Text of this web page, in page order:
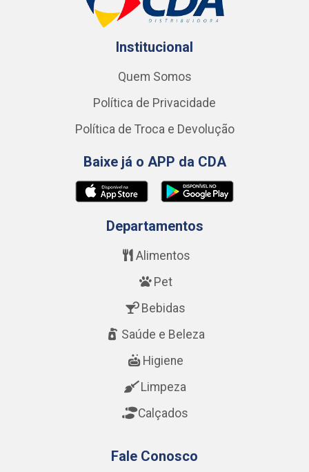
Institucional
Quem Somos
Política de Privacidade
Política de Troca e Devolução
Baixe já o APP da CDA
Departamentos
Alimentos
Pet
Bebidas
Saúde e Beleza
Higiene
Limpeza
Calçados
Fale Conosco